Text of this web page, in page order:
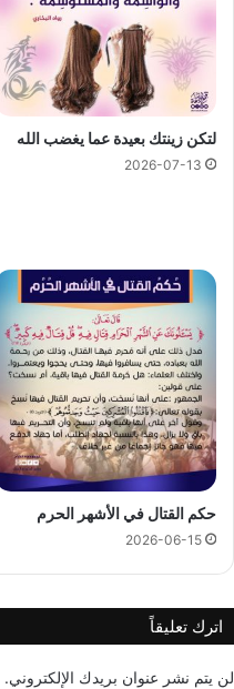
لتكن زينتك بعيدة عما يغضب الله
2026-07-13
حكم القتال في الأشهر الحرم
2026-06-15
اترك تعليقاً
لن يتم نشر عنوان بريدك الإلكتروني.